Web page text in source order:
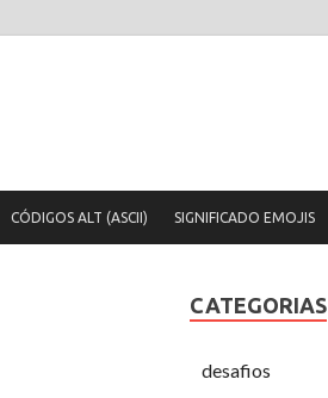
CÓDIGOS ALT (ASCII) SIGNIFICADO EMOJIS
CATEGORIAS
desafios